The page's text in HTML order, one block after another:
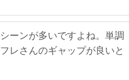
ーンが多いですよね。単調
レさんのギャップが良いと